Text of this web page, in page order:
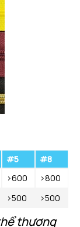
#5
#8
>600
>800
>500 >500
thương